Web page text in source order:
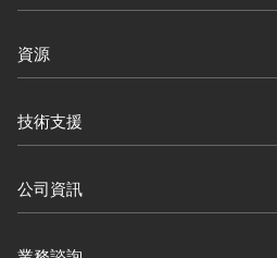
資源
技術支援
公司資訊